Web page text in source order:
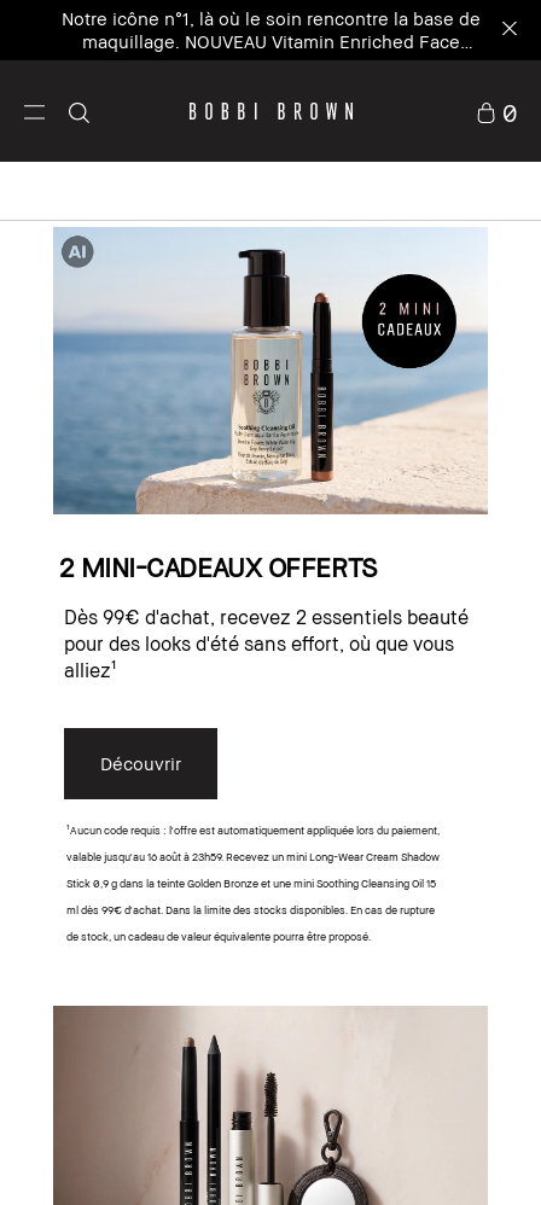
Notre icône n°1, là où le soin rencontre la base de
maquillage. NOUVEAU Vitamin Enriched Face
Base+
0
2 MINI-CADEAUX OFFERTS
Dès 99€ d'achat, recevez 2 essentiels beauté
pour des looks d'été sans effort, où que vous
alliez¹
Découvrir
¹Aucun code requis : l'offre est automatiquement appliquée lors du paiement,
valable jusqu'au 16 août à 23h59. Recevez un mini Long-Wear Cream Shadow
Stick 0,9 g dans la teinte Golden Bronze et une mini Soothing Cleansing Oil 15
ml dès 99€ d'achat. Dans la limite des stocks disponibles. En cas de rupture
de stock, un cadeau de valeur équivalente pourra être proposé.